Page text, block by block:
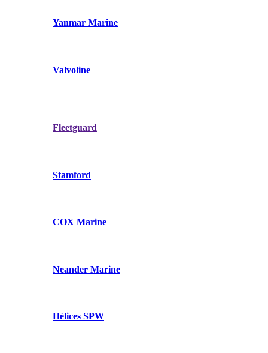
Yanmar Marine
Valvoline
Fleetguard
Stamford
COX Marine
Neander Marine
Hélices SPW